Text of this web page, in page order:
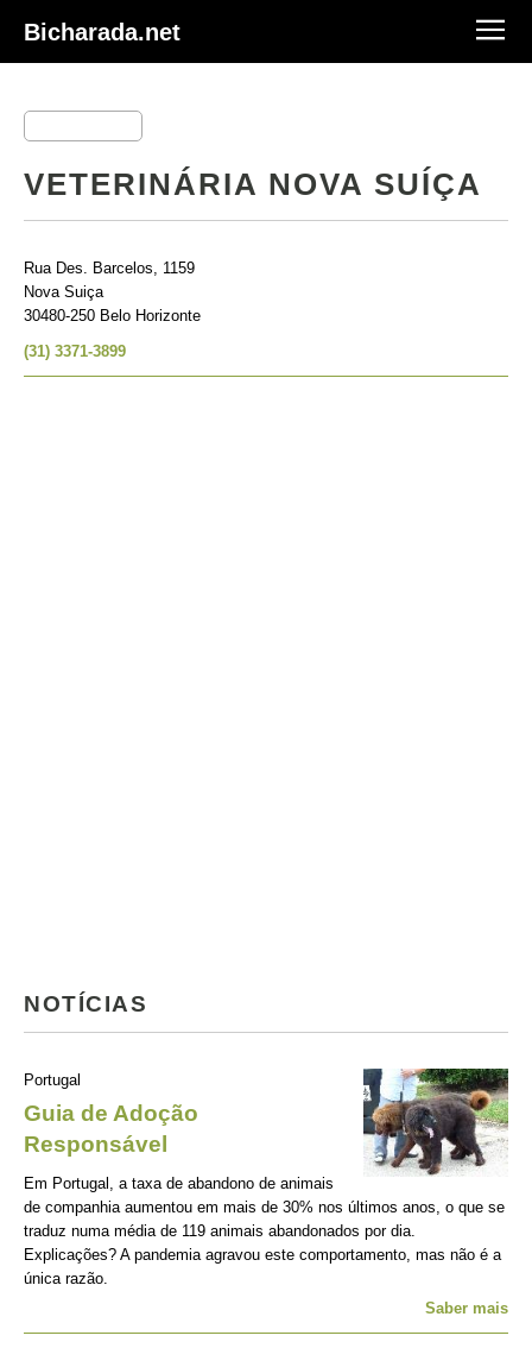
Bicharada.net
VETERINÁRIA NOVA SUÍÇA
Rua Des. Barcelos, 1159
Nova Suiça
30480-250 Belo Horizonte
(31) 3371-3899
NOTÍCIAS
Portugal
Guia de Adoção
Responsável
Em Portugal, a taxa de abandono de animais
de companhia aumentou em mais de 30% nos últimos anos, o que se
traduz numa média de 119 animais abandonados por dia.
Explicações? A pandemia agravou este comportamento, mas não é a
única razão.
Saber mais